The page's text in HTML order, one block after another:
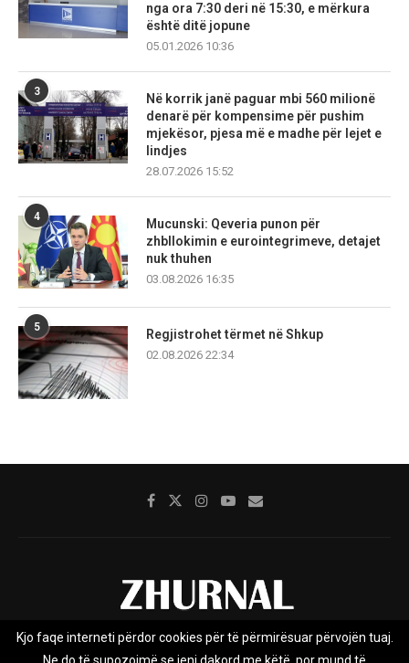
nga ora 7:30 deri në 15:30, e mërkura
është ditë jopune
05.01.2026 10:36
3
Në korrik janë paguar mbi 560 milionë
denarë për kompensime për pushim
mjekësor, pjesa më e madhe për lejet e
lindjes
28.07.2026 15:52
4
Mucunski: Qeveria punon për
zhbllokimin e eurointegrimeve, detajet
nuk thuhen
03.08.2026 16:35
5
Regjistrohet tërmet në Shkup
02.08.2026 22:34
Rreth nesh Impresumi Marketing
Kjo faqe interneti përdor cookies për të përmirësuar përvojën tuaj.